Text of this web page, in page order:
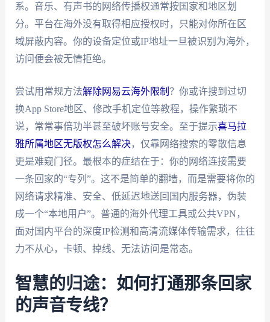
系。音乐、有声书的网络传播权通常按国家和地区划
分。平台在海外没有取得相应授权时，只能对你所在区
域屏蔽内容。你的设备定位或IP地址一旦被识别为海外，
访问便会被无情拒绝。
尝试用常规方法解除网易云海外限制 ？你或许搜到过切
换App Store地区、修改手机定位等教程，操作繁琐不
说，常常事倍功半甚至破坏账号安全。至于提示喜马拉
雅所属地区无版权怎么解决，仅靠网络搜索的零散信息
更是难窥门径。最根本的症结在于：你的网络连接需要
一条回家的“专列”。这不是简单的翻墙，而是需要将你的
网络请求精准、安全、低延迟地送回国内服务器，伪装
成一个“本地用户”。普通的海外代理工具或公共VPN，
面对国内平台的深度IP检测和高清流媒体传输需求，往往
力不从心，卡顿、掉线、无法访问是常态。
智慧的归途：如何打通那条回家
的声音专线？